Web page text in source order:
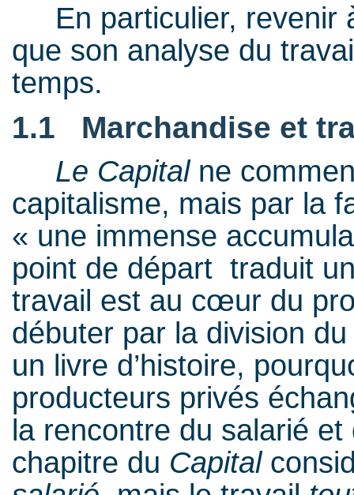
En particulier, revenir
que son analyse du
temps.
1.1 Marchandise et
Le Capitalne
capitalisme, mais par la
« une immense
point de départ traduit
travail est au cœur du
débuter par la division
un livre d’histoire,
producteurs privés
la rencontre du salarié
chapitre du Capital